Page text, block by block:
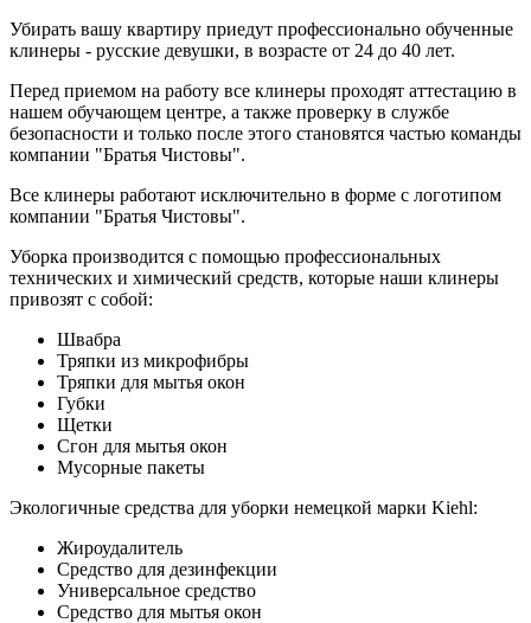
Убирать вашу квартиру приедут профессионально обученные
клинеры - русские девушки, в возрасте от 24 до 40 лет.
Перед приемом на работу все клинеры проходят аттестацию в
нашем обучающем центре, а также проверку в службе
безопасности и только после этого становятся частью команды
компании "Братья Чистовы".
Все клинеры работают исключительно в форме с логотипом
компании "Братья Чистовы".
Уборка производится с помощью профессиональных
технических и химический средств, которые наши клинеры
привозят с собой:
Швабра
Тряпки из микрофибры
Тряпки для мытья окон
Губки
Щетки
Сгон для мытья окон
Мусорные пакеты
Экологичные средства для уборки немецкой марки Kiehl:
Жироудалитель
Средство для дезинфекции
Универсальное средство
Средство для мытья окон